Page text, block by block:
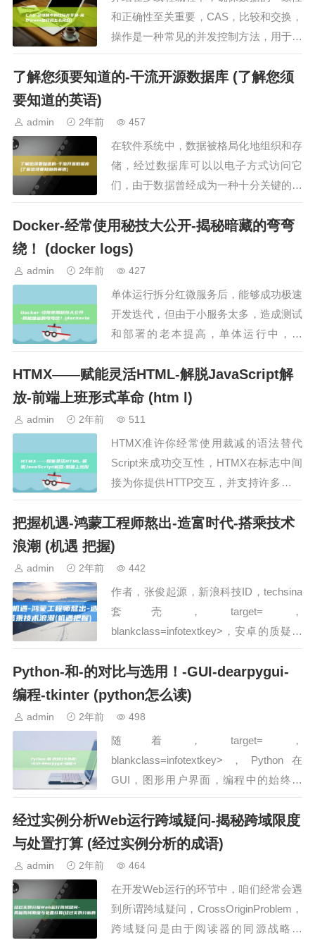
和正确性至关重要，CAS，比较和交换，
操作是一种常见的并发控制方法，用于实
现共享变量的原子性更新，CAS操作原理
CAS操作的核心思想是通过比较内存地址
了解您须要知道的-干流开源数据库 (了解您须
要知道的英语)
admin 2年前 457
在软件系统中，数据被格局化地组织和存
储，经过数据库可以以电子方式访问它
们，由于数据曾经成为一种十分关键的资
产，对咱们来说，把握当今经常使用的各
种数据库的基本常识是十分关键的，咱们
要看的第一个数据库是，…
Docker-经常使用秘技大公开-揭秘暗藏的弯弯
绕！ (docker logs)
admin 2年前 427
单体运行拆分红微服务后，能够成功极速
开发迭代，但由于小服务太多，造成测试
和部署的老本提高，单体运行中，将
SpringBoot工程打包成一个war包，然后
部署在主机的中就可以了，拆分红微服务
后，修正一个…
HTMX——赋能灵活HTML-解脱JavaScript解
放-前端上班形式革命 (htm l)
admin 2年前 511
HTMX准许你经常使用裁减的语法替代
Script来成功交互性，HTMX在标志中间
接为你提供HTTP交互，并支持许多其余
交互需求，无需求助于JavaScript，这是
一个幽默的想法，或者最终会影响到
we…
把握机遇-鸿蒙工程师熬出-造富时代-搭乘技术
浪潮 (机遇 把握)
admin 2年前 442
作者，张俊起源，新浪科技ID，techsina
套壳，target=，
blankclass=infotextkey>，安卓的质疑言
犹在耳，如今华为正在方案将鸿蒙OS与
安卓齐全脱离，此前，鸿蒙OS为了…
Python-和-的对比与选用！-GUI-dearpygui-
编程-tkinter (python怎么读)
admin 2年前 498
随着，target=，
blankclass=infotextkey>，Python在
GUI，图形用户界面，编程中的始终开
展，产生了许多低劣的库，如dearpygui
和tkinter，这两个库在许多…
经过实例分析Web运行跨域疑问-揭秘跨域限度
与处置打算 (经过实例分析的成语)
admin 2年前 464
在开发Web运行的环节中，咱们经常会遇
到所谓跨域疑问，CrossOriginProblem，
跨域疑问是由于阅读器的同源战略，